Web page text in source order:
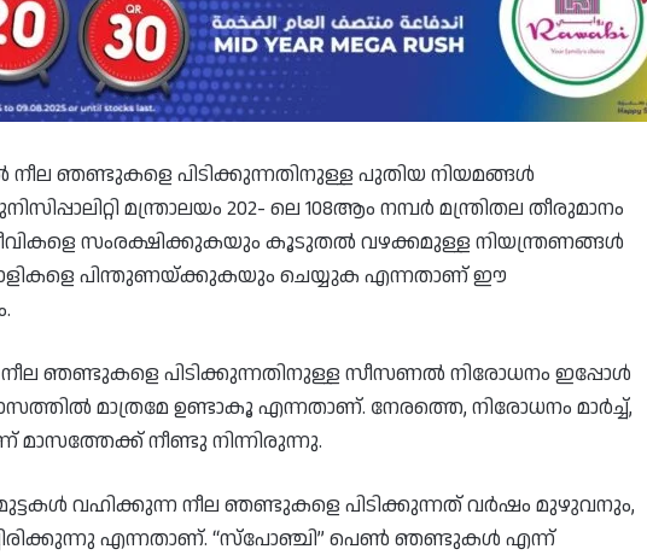
നീല ഞണ്ടുകളെ പിടിക്കുന്നതിനുള്ള പുതിയ നിയമങ്ങൾ
മന്ത്രാലയം 202- ലെ 108ആം നമ്പർ മന്ത്രിതല തീരുമാനം
സംരക്ഷിക്കുകയും കൂടുതൽ വഴക്കമുള്ള നിയന്ത്രണങ്ങൾ
പിന്തുണയ്ക്കുകയും ചെയ്യുക എന്നതാണ് ഈ
നീല ഞണ്ടുകളെ പിടിക്കുന്നതിനുള്ള സീസണൽ നിരോധനം ഇപ്പോൾ
മാത്രമേ ഉണ്ടാകൂ എന്നതാണ്. നേരത്തെ, നിരോധനം മാർച്ച്,
മാസത്തേക്ക് നീണ്ടു നിന്നിരുന്നു.
മുട്ടകൾ വഹിക്കുന്ന നീല ഞണ്ടുകളെ പിടിക്കുന്നത് വർഷം മുഴുവനും,
എന്നതാണ്. “സ്പോഞ്ചി” പെൺ ഞണ്ടുകൾ എന്ന്